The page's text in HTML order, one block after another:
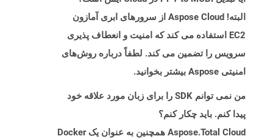
البته! Aspose Cloud از سرورهای ابری آمازون
EC2 استفاده می کند که امنیت و انعطاف پذیری
سرویس را تضمین می کند. لطفاً درباره روش‌های
امنیتی Aspose بیشتر بخوانید.
من نمی توانم SDK را برای زبان مورد علاقه خود
پیدا کنم. باید چکار کنم؟
Aspose.Total Cloud همچنین به عنوان یک Docker